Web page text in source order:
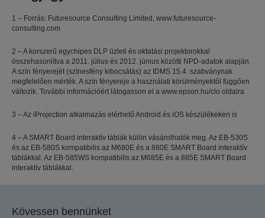
1 – Forrás: Futuresource Consulting Limited, www.futuresource-
consulting.com
2 – A korszerű egychipes DLP üzleti és oktatási projektorokkal
összehasonlítva a 2011. július és 2012. június közötti NPD-adatok alapján.
A szín fényerejét (színesfény kibocsátás) az IDMS 15.4. szabványnak
megfelelően mérték. A szín fényereje a használati körülményektől függően
változik. További információért látogasson el a www.epson.hu/clo oldalra
3 – Az iProjection alkalmazás elérhető Android és iOS készülékeken is
4 – A SMART Board interaktív táblák külön vásárolhatók meg. Az EB-530S
és az EB-580S kompatibilis az M680E és a 880E SMART Board interaktív
táblákkal. Az EB-585WS kompatibilis az M685E és a 885E SMART Board
interaktív táblákkal.
Kövessen bennünket